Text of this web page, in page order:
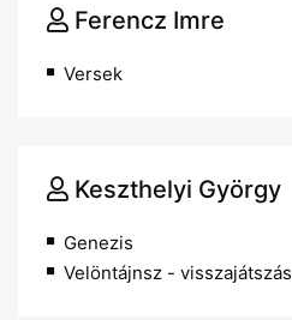
Ferencz Imre
Versek
Keszthelyi György
Genezis
Velöntájnsz - visszajátszás